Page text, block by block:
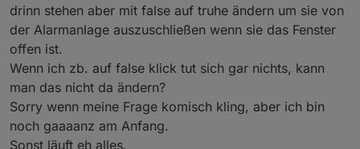
drinn stehen aber mit false auf truhe ändern um sie von
der Alarmanlage auszuschließen wenn sie das Fenster
offen ist.
Wenn ich zb. auf false klick tut sich gar nichts, kann
man das nicht da ändern?
Sorry wenn meine Frage komisch kling, aber ich bin
noch gaaaanz am Anfang.
Sonst läuft eh alles.